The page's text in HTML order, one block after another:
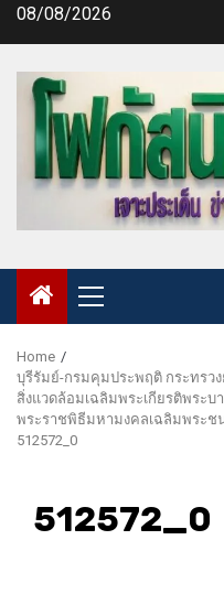
Skip08/08/2026
Primary
Menu
Home
บุรีรัมย์-กรมคุมประพฤติ กระทรว
สิ่งแวดล้อมเฉลิมพระเกียรติพระบ
พระราชพิธีมหามงคลเฉลิมพระช
512572_0
512572_0